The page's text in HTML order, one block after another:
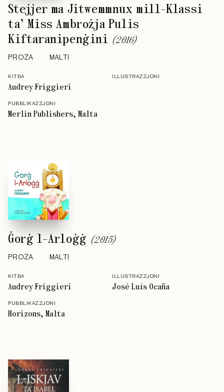
Stejjer ma Jitwemmnux mill-Klassi
ta’ Miss Ambrożja Pulis
Kiftaranipenġini (2016)
PROŻA MALTI
KITBA
Audrey Friggieri
ILLUSTRAZZJONI
PUBBLIKAZZJONI
Merlin Publishers, Malta
Ġorġ l-Arloġġ (2015)
PROŻA MALTI
KITBA
Audrey Friggieri
ILLUSTRAZZJONI
José Luís Ocaña
PUBBLIKAZZJONI
Horizons, Malta